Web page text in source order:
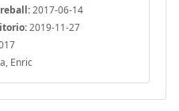
2017-06-14
2019-11-27
Enric